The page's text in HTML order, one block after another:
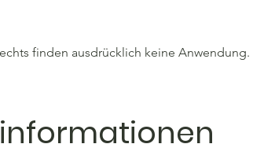
finden ausdrücklich keine Anwendung.